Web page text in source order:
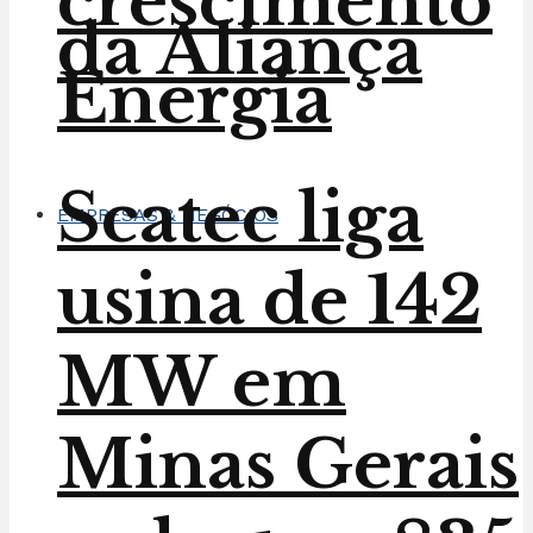
da Aliança
Energia
EMPRESAS & NEGÓCIOS
Scatec liga
usina de 142
MW em
Minas Gerais